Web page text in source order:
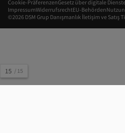
15 / 15
©2026 DSM Grup Danışmanlık İletişim ve Satış
Cookie-PräferenzenGesetz über digitale
ImpressumWiderrufsrechtEU-Behörden